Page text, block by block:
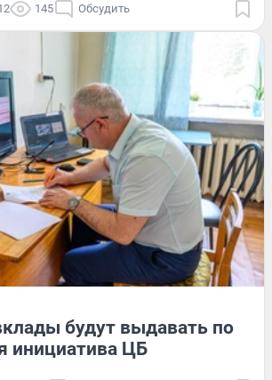
145 Обсудить
будут выдавать по
инициатива ЦБ